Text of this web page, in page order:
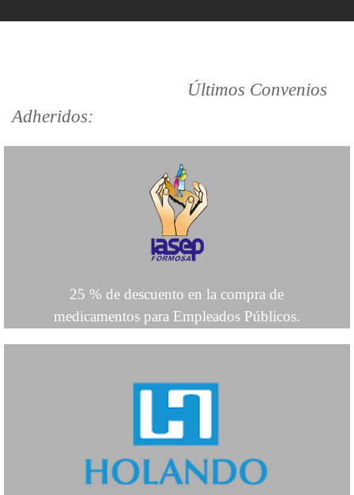
Últimos Convenios
Adheridos:
25 % de descuento en la compra de
medicamentos para Empleados Públicos.